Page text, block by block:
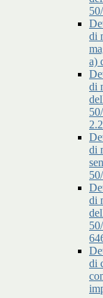
di
a)
di
di
di
di